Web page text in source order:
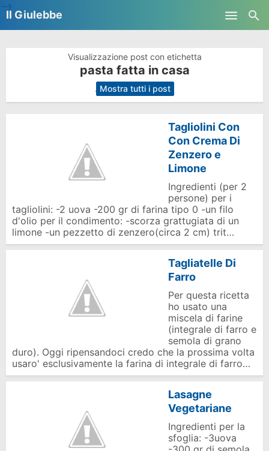
Il Giulebbe
Visualizzazione post con etichetta
pasta fatta in casa
. Mostra tutti i post
Tagliolini Con
Con Crema Di
Zenzero e
Limone
Ingredienti (per 2
persone) per i
tagliolini: -2 uova -200 gr di farina tipo 0 -un filo
d'olio per il condimento: -scorza grattugiata di un
limone -un pezzetto di zenzero(circa 2 cm) trit…
Tagliatelle Di
Farro
Per questa ricetta
ho usato una
miscela di farine
(integrale di farro e
semola di grano
duro). Oggi ripensandoci credo che la prossima volta
usaro' esclusivamente la farina di integrale di farro…
Lasagne
Vegetariane
Ingredienti per la
sfoglia: -3uova